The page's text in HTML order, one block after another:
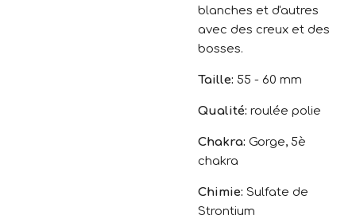
blanches et d'autres
avec des creux et des
bosses.
Taille: 55 - 60 mm
Qualité: roulée polie
Chakra: Gorge, 5è
chakra
Chimie: Sulfate de
Strontium